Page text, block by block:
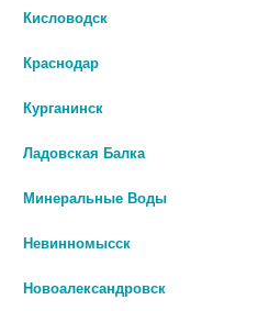
ЛЕВОЦЕТИРИЗИН АВВА 0,005/
Кисловодск
Краснодар
Курганинск
Ладовская Балка
Минеральные Воды
Невинномысск
Новоалександровск